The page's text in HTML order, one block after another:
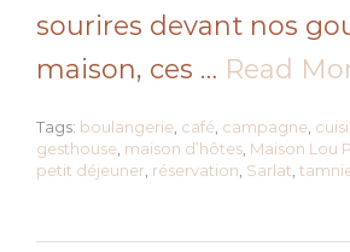
sourires devant nos
maison, ces … Read
Tags: boulangerie café campagne
gesthouse maison d’hôtes Maison Lou
petit déjeuner réservation Sarlat